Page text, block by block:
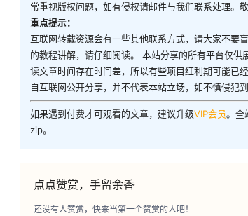
常重视版权问题，如有侵权请邮件与我们联系处理。敬
重点提示：
互联网转载资源会有一些其他联系方式，请大家不要
的教程讲解，请仔细阅读。 本站分享的所有平台仅
读文章时间存在时间差，所以有些项目红利期可能已
自互联网公开分享，并不代表本站立场，如不慎侵犯
如果遇到付费才可观看的文章，建议升级VIP会员。全
zip。
点点赞赏，手留余香
还没有人赞赏，快来当第一个赞赏的人吧！